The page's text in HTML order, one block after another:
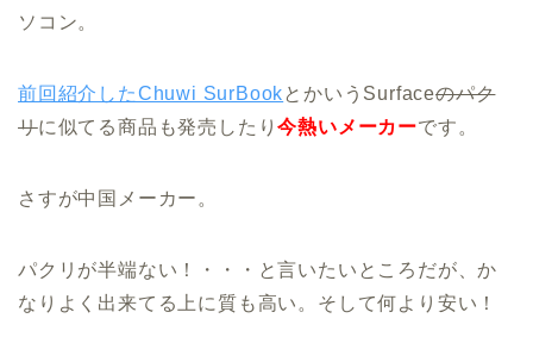
ソコン。
前回紹介したChuwi SurBookとかいうSurfaceのパク
リに似てる商品も発売したり今熱いメーカーです。
さすが中国メーカー。
パクリが半端ない！・・・と言いたいところだが、か
なりよく出来てる上に質も高い。そして何より安い！